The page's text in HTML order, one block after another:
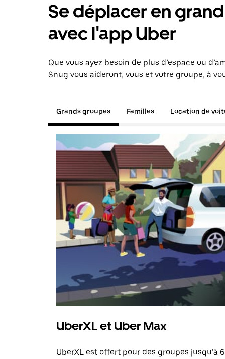
Se déplacer en
avec l'app Uber
Que vous ayez besoin de plus d’espace ou
Snug vous aideront, vous et votre groupe, à
Grands groupes Familles Location de
UberXL et Uber Max
UberXL est offert pour des groupes jusqu’à 6